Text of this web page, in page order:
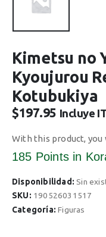
Kimetsu no
Kyoujurou
Kotubukiya
$197.95 Incluye
With this product, you
185 Points in
Disponibilidad:Sin
SKU: 190526031517
Categoría:Figuras